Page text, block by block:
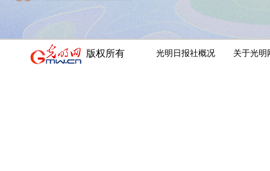
版权所有 光明日报社概况 关于光明